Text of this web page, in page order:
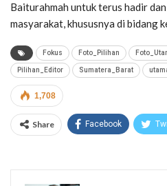
Baiturahmah untuk terus hadir
masyarakat, khususnya di bidang
Fokus Foto_Pilihan
Pilihan_Editor Sumatera_Barat
1,708
Share Facebook